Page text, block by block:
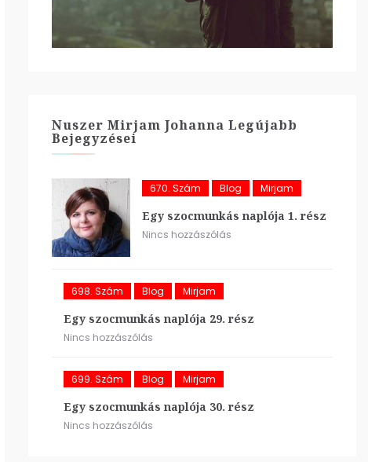
Nuszer Mirjam Johanna Legújabb
Bejegyzései
670. Szám Blog Mirjam
Egy szocmunkás naplója 1. rész
Nincs hozzászólás
698. Szám Blog Mirjam
Egy szocmunkás naplója 29. rész
Nincs hozzászólás
699. Szám Blog Mirjam
Egy szocmunkás naplója 30. rész
Nincs hozzászólás